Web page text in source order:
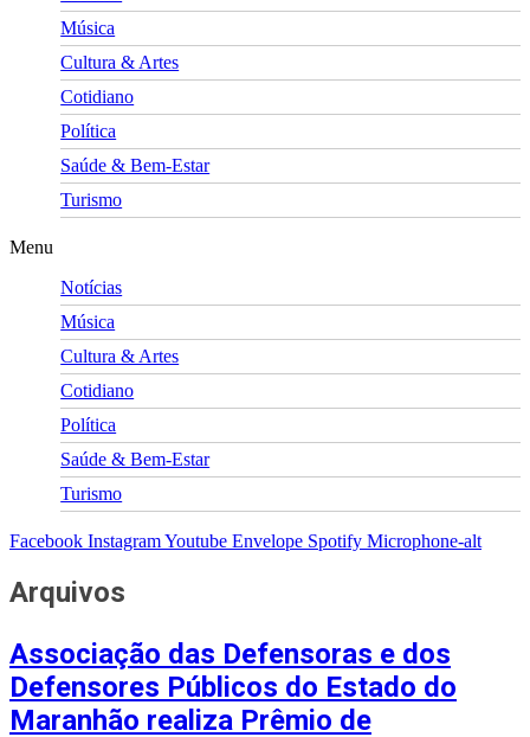
Música
Cultura & Artes
Cotidiano
Política
Saúde & Bem-Estar
Turismo
Menu
Notícias
Música
Cultura & Artes
Cotidiano
Política
Saúde & Bem-Estar
Turismo
Facebook InstagramYoutube Envelope Spotify Microphone-alt
Arquivos
Associação das Defensoras e dos
Defensores Públicos do Estado do
Maranhão realiza Prêmio de